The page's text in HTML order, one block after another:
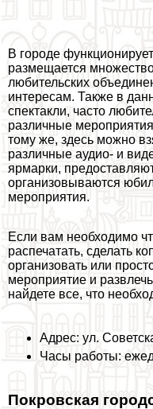
В городе
размещается
любительских
интересам. Также в
спектакли, часто
различные
тому же, здесь можно
различные аудио- и
ярмарки,
организовываются
мероприятия.
Если вам необходимо
распечатать, сделать
организовать или
мероприятие и
найдете все, что
Адрес: ул.
Часы работы:
Покровская